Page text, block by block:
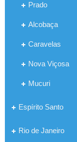
Prado
Alcobaça
Caravelas
Nova Viçosa
Mucuri
Espírito Santo
Rio de Janeiro